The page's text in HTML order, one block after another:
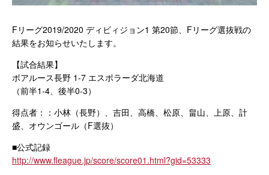
Fリーグ2019/2020 ディビィジョン1 第20節、Fリーグ選抜戦の
結果をお知らせいたします。
【試合結果】
ボアルース長野 1-7 エスポラーダ北海道
（前半1-4、後半0-3）
得点者：：小林（長野）、吉田、高橋、松原、畠山、上原、計
盛、オウンゴール（F選抜）
■公式記録
http://www.fleague.jp/score/score01.html?gid=53333